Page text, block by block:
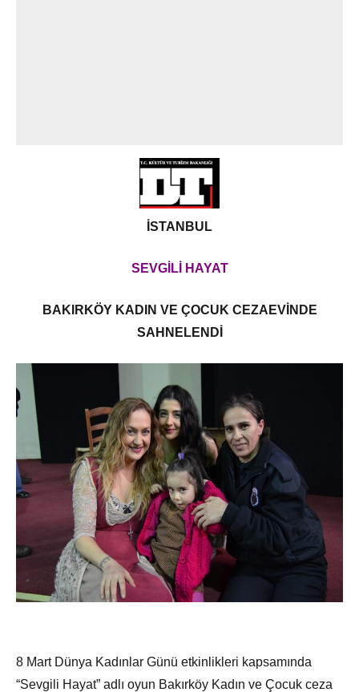
İSTANBUL
SEVGİLİ HAYAT
BAKIRKÖY KADIN VE ÇOCUK CEZAEVİNDE
SAHNELENDİ
8 Mart Dünya Kadınlar Günü etkinlikleri kapsamında
“Sevgili Hayat” adlı oyun Bakırköy Kadın ve Çocuk ceza